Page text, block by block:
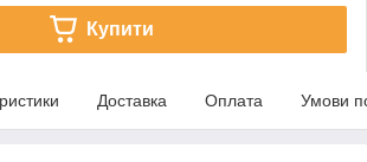
Купити
Доставка Оплата Умови